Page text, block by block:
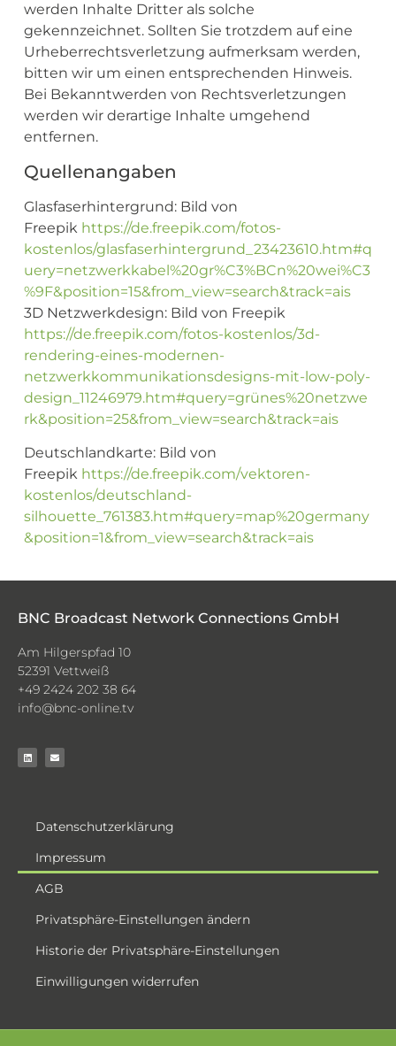
werden Inhalte Dritter als solche
gekennzeichnet. Sollten Sie trotzdem auf eine
Urheberrechtsverletzung aufmerksam werden,
bitten wir um einen entsprechenden Hinweis.
Bei Bekanntwerden von Rechtsverletzungen
werden wir derartige Inhalte umgehend
entfernen.
Quellenangaben
Glasfaserhintergrund: Bild von
Freepik https://de.freepik.com/fotos-
kostenlos/glasfaserhintergrund_23423610.htm#q
uery=netzwerkkabel%20gr%C3%BCn%20wei%C3
%9F&position=15&from_view=search&track=ais
3D Netzwerkdesign: Bild von Freepik
https://de.freepik.com/fotos-kostenlos/3d-
rendering-eines-modernen-
netzwerkkommunikationsdesigns-mit-low-poly-
design_11246979.htm#query=grünes%20netzwe
rk&position=25&from_view=search&track=ais
Deutschlandkarte: Bild von
Freepik https://de.freepik.com/vektoren-
kostenlos/deutschland-
silhouette_761383.htm#query=map%20germany
&position=1&from_view=search&track=ais
BNC Broadcast Network Connections GmbH
Am Hilgerspfad 10
52391 Vettweiß
+49 2424 202 38 64
info@bnc-online.tv
Datenschutzerklärung
Impressum
AGB
Privatsphäre-Einstellungen ändern
Historie der Privatsphäre-Einstellungen
Einwilligungen widerrufen